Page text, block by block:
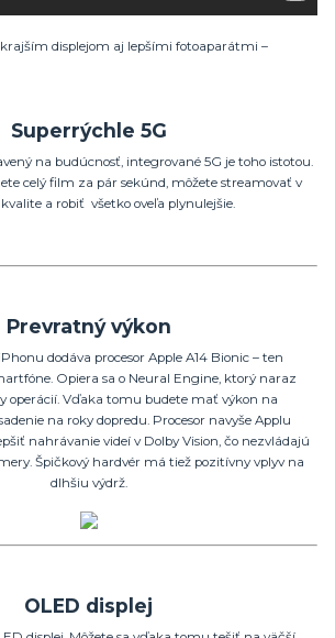
krajším displejom aj lepšími fotoaparátmi –
Superrýchle 5G
na budúcnosť, integrované 5G je toho istotou.
celý film za pár sekúnd, môžete streamovať v
a robiť všetko oveľa plynulejšie.
Prevratný výkon
dodáva procesor Apple A14 Bionic – ten
Opiera sa o Neural Engine, ktorý naraz
operácií. Vďaka tomu budete mať výkon na
na roky dopredu. Procesor navyše Applu
nahrávanie videí v Dolby Vision, čo nezvládajú
Špičkový hardvér má tiež pozitívny vplyv na
dlhšiu výdrž.
OLED displej